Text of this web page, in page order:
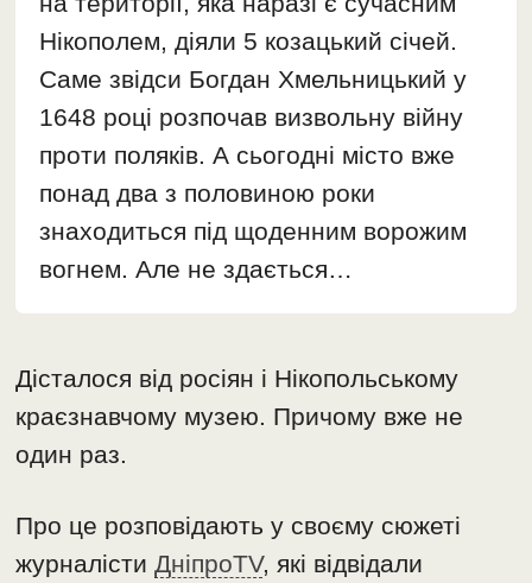
Нікополем, діяли 5 козацький січей.
Саме звідси Богдан Хмельницький у
1648 році розпочав визвольну війну
проти поляків. А сьогодні місто вже
понад два з половиною роки
знаходиться під щоденним ворожим
вогнем. Але не здається…
Дісталося від росіян і Нікопольському
краєзнавчому музею. Причому вже не
один раз.
Про це розповідають у своєму сюжеті
журналістиДніпроTV, які відвідали